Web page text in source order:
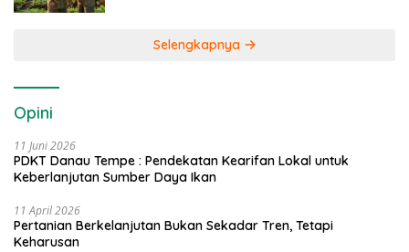
Selengkapnya
Opini
11 Juni 2026
PDKT Danau Tempe : Pendekatan Kearifan Lokal untuk
Keberlanjutan Sumber Daya Ikan
11 April 2026
Pertanian Berkelanjutan Bukan Sekadar Tren, Tetapi
Keharusan